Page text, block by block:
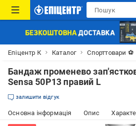
Епіцентр К Каталог Спорттовари ⚽
Бандаж променево
Sensa 50P13 правий L
залишити відгук
Основна інформація Опис